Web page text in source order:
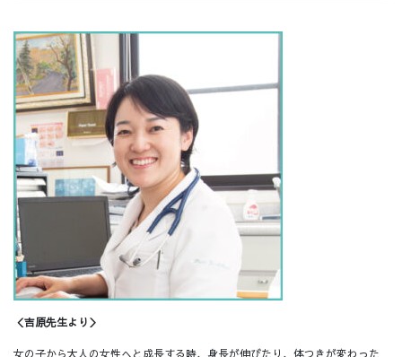
＜吉原先生より＞
女の子から大人の女性へと成長する時、身長が伸びたり、体つきが変わった